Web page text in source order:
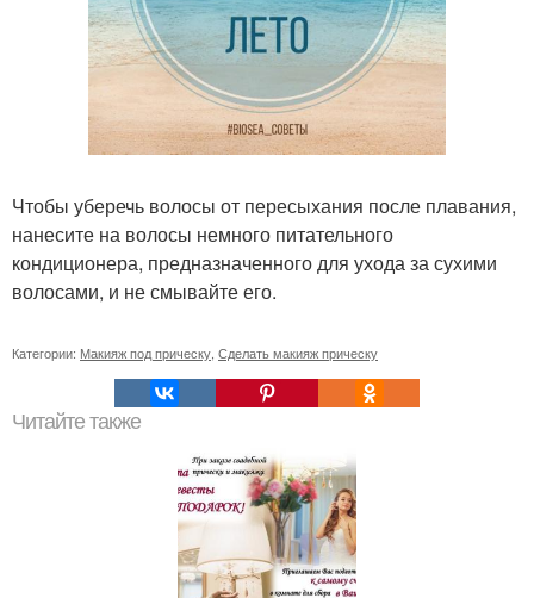
Чтобы уберечь волосы от пересыхания после плавания,
нанесите на волосы немного питательного
кондиционера, предназначенного для ухода за сухими
волосами, и не смывайте его.
Категории: Макияж под прическу Сделать макияж прическу
Читайте также